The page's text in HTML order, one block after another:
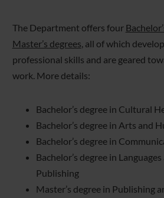
The Department offers four
Master’s degrees, all of which
professional skills and are geared
work. More details:
Bachelor’s degree in Cultural
Bachelor’s degree in Arts and
Bachelor’s degree in
Bachelor’s degree in
Publishing
Master’s degree in Publishing